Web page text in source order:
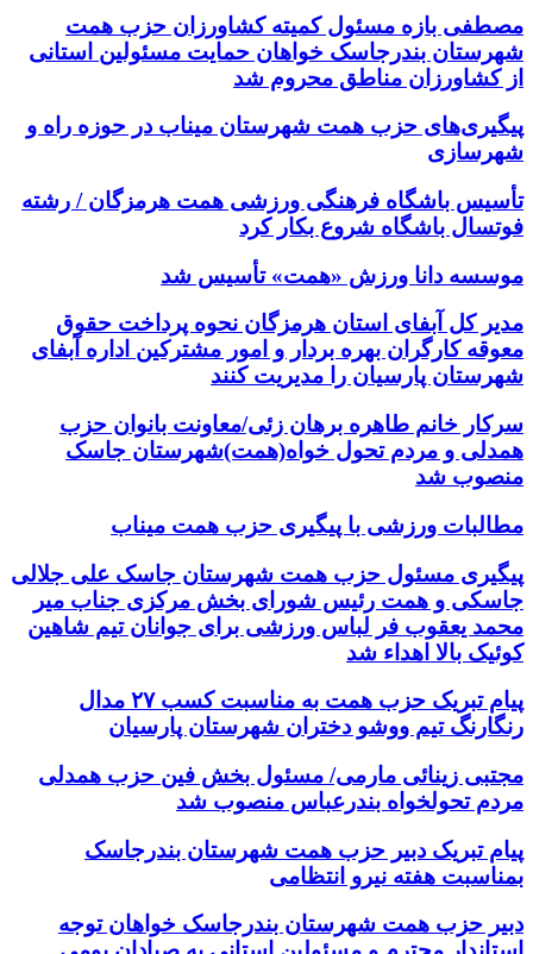
مصطفی بازه مسئول کمیته کشاورزان حزب همت
شهرستان بندرجاسک خواهان حمایت مسئولین استانی
از کشاورزان مناطق محروم شد
پیگیری‌های حزب همت شهرستان میناب در حوزه راه و
شهرسازی
تأسیس باشگاه فرهنگی ورزشی همت هرمزگان / رشته
فوتسال باشگاه شروع بکار کرد
موسسه دانا ورزش «همت» تأسیس شد
مدیر کل آبفای استان هرمزگان نحوه پرداخت حقوق
معوقه کارگران بهره بردار و امور مشترکین اداره آبفای
شهرستان پارسیان را مدیریت کنند
سرکار خانم طاهره برهان زئی/معاونت بانوان حزب
همدلی و مردم تحول خواه(همت)شهرستان جاسک
منصوب شد
مطالبات ورزشی با پیگیری حزب همت میناب
پیگیری مسئول حزب همت شهرستان جاسک علی جلالی
جاسکی و همت رئیس شورای بخش مرکزی جناب میر
محمد یعقوب فر لباس ورزشی برای جوانان تیم شاهین
کوئیک بالا اهداء شد
پیام تبریک حزب همت به مناسبت کسب ۲۷ مدال
رنگارنگ تیم ووشو دختران شهرستان پارسیان
مجتبی زینائی مارمی/ مسئول بخش فین حزب همدلی
مردم تحولخواه بندرعباس منصوب شد
پیام تبریک دبیر حزب همت شهرستان بندرجاسک
بمناسبت هفته نیرو انتظامی
دبیر حزب همت شهرستان بندرجاسک خواهان توجه